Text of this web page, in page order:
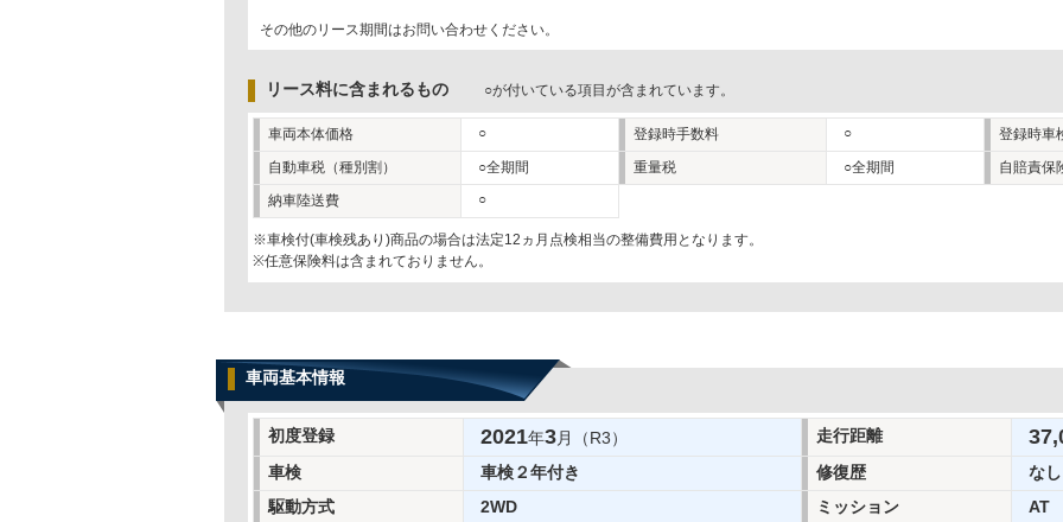
その他のリース期間はお問い合わせください。
リース料に含まれるもの ○が付いている項目が含まれています。
車両本体価格 ○ 登録時手数料 ○ 登録時車
自動車税（種別割） ○全期間 重量税 ○全期間 自賠責保
納車陸送費
○
※車検付(車検残あり)商品の場合は法定12ヵ月点検相当の整備費用となります。
※任意保険料は含まれておりません。
車両基本情報
初度登録 2021年3月（R3） 走行距離
車検
車検２年付き 修復歴
なし
駆動方式
2WD ミッション
AT